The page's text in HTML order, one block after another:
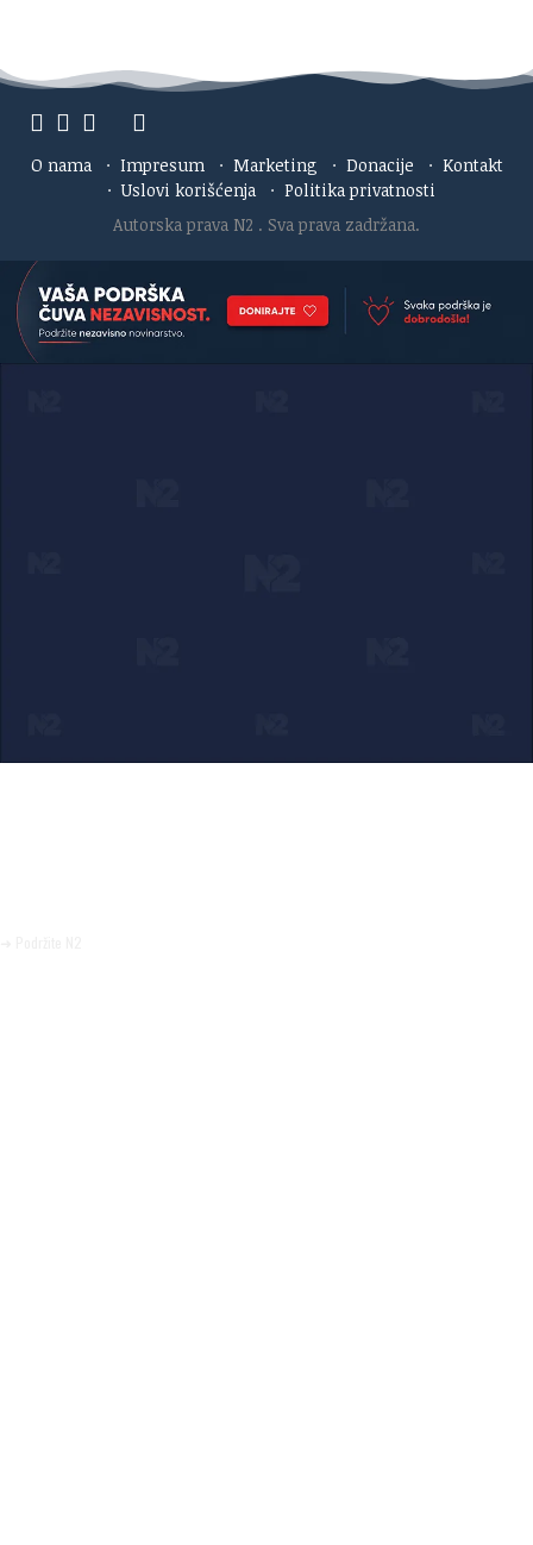
O nama · Impresum · Marketing · Donacije · Kontakt
· Uslovi korišćenja · Politika privatnosti
Autorska prava N2 . Sva prava zadržana.